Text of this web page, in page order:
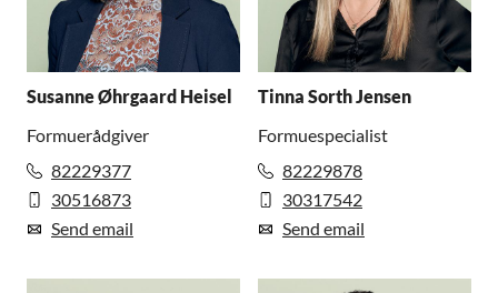
Susanne Øhrgaard Heisel
Formuerådgiver
82229377
30516873
Send email
Tinna Sorth Jensen
Formuespecialist
82229878
30317542
Send email